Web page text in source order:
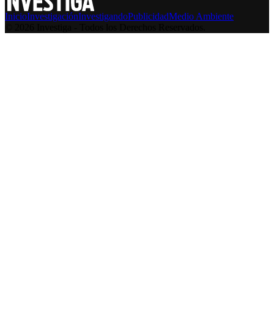
InicioInvestigaciónInvestigandoPublicidadMedio Ambiente